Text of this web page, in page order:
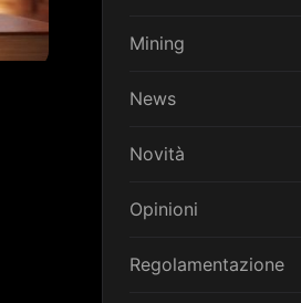
Mining
News
Novità
Opinioni
Regolamentazione